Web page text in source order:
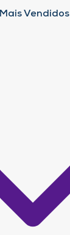
Vendidos